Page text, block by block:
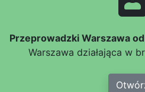
Przeprowadzki Warszawa
Warszawa działająca w